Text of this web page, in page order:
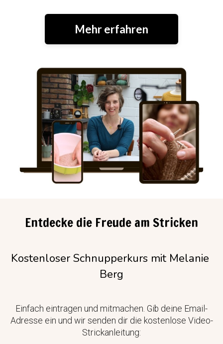
Mehr erfahren
Entdecke die Freude am Stricken
Kostenloser Schnupperkurs mit Melanie
Berg
Einfach eintragen und mitmachen. Gib deine Email-
Adresse ein und wir senden dir die kostenlose Video-
Strickanleitung: